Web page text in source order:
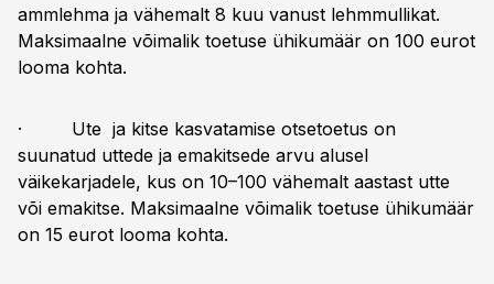
ammlehma ja vähemalt 8 kuu vanust lehmmullikat.
Maksimaalne võimalik toetuse ühikumäär on 100 eurot
looma kohta.
· Ute ja kitse kasvatamise otsetoetus on
suunatud uttede ja emakitsede arvu alusel
väikekarjadele, kus on 10–100 vähemalt aastast utte
või emakitse. Maksimaalne võimalik toetuse ühikumäär
on 15 eurot looma kohta.